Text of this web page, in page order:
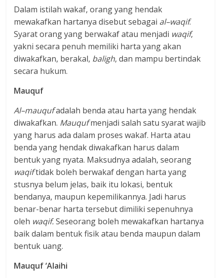
Dalam istilah wakaf, orang yang hendak
mewakafkan hartanya disebut sebagai al–waqif.
Syarat orang yang berwakaf atau menjadi waqif,
yakni secara penuh memiliki harta yang akan
diwakafkan, berakal, baligh, dan mampu bertindak
secara hukum.
Mauquf
Al–mauqufadalah benda atau harta yang hendak
diwakafkan. Mauqufmenjadi salah satu syarat wajib
yang harus ada dalam proses wakaf. Harta atau
benda yang hendak diwakafkan harus dalam
bentuk yang nyata. Maksudnya adalah, seorang
waqiftidak boleh berwakaf dengan harta yang
stusnya belum jelas, baik itu lokasi, bentuk
bendanya, maupun kepemilikannya. Jadi harus
benar-benar harta tersebut dimiliki sepenuhnya
oleh waqif.Seseorang boleh mewakafkan hartanya
baik dalam bentuk fisik atau benda maupun dalam
bentuk uang.
Mauquf ‘Alaihi